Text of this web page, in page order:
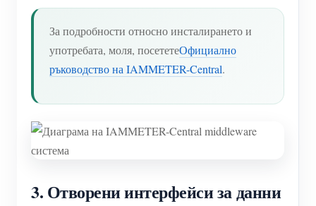
За подробности относно инсталирането и
употребата, моля, посететеОфициално
ръководство на IAMMETER-Central.
3. Отворени интерфейси за данни